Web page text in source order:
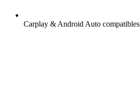
Carplay & Android Auto compatibles